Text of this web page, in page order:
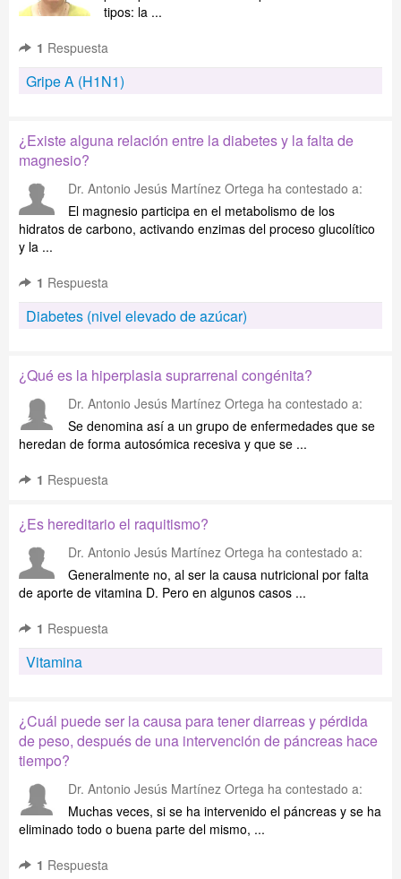
tipos: la ...
1 Respuesta
Gripe A (H1N1)
¿Existe alguna relación entre la diabetes y la falta de
magnesio?
Dr. Antonio Jesús Martínez Ortega ha contestado a:
El magnesio participa en el metabolismo de los
hidratos de carbono, activando enzimas del proceso glucolítico
y la ...
1 Respuesta
Diabetes (nivel elevado de azúcar)
¿Qué es la hiperplasia suprarrenal congénita?
Dr. Antonio Jesús Martínez Ortega ha contestado a:
Se denomina así a un grupo de enfermedades que se
heredan de forma autosómica recesiva y que se ...
1 Respuesta
¿Es hereditario el raquitismo?
Dr. Antonio Jesús Martínez Ortega ha contestado a:
Generalmente no, al ser la causa nutricional por falta
de aporte de vitamina D. Pero en algunos casos ...
1 Respuesta
Vitamina
¿Cuál puede ser la causa para tener diarreas y pérdida
de peso, después de una intervención de páncreas hace
tiempo?
Dr. Antonio Jesús Martínez Ortega ha contestado a:
Muchas veces, si se ha intervenido el páncreas y se ha
eliminado todo o buena parte del mismo, ...
1 Respuesta